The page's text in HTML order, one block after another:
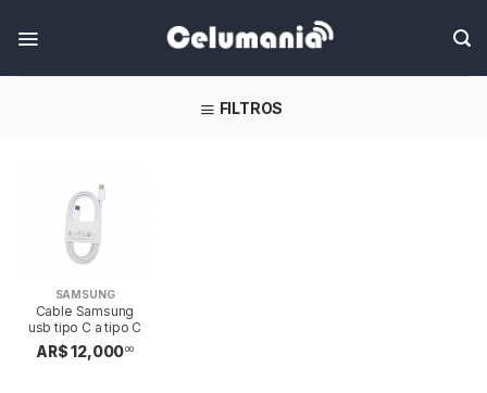
FILTROS
SAMSUNG
Cable Samsung
usb tipo C a tipo C
AR$ 12,00000